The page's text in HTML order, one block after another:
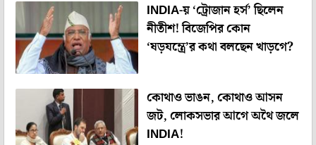
INDIA-য় ‘ট্রোজান হর্স’ ছিলেন
নীতীশ! বিজেপির কোন
‘ষড়যন্ত্রে’র কথা বলছেন খাড়গে?
কোথাও ভাঙন, কোথাও আসন
জট, লোকসভার আগে অথৈ জলে
INDIA!